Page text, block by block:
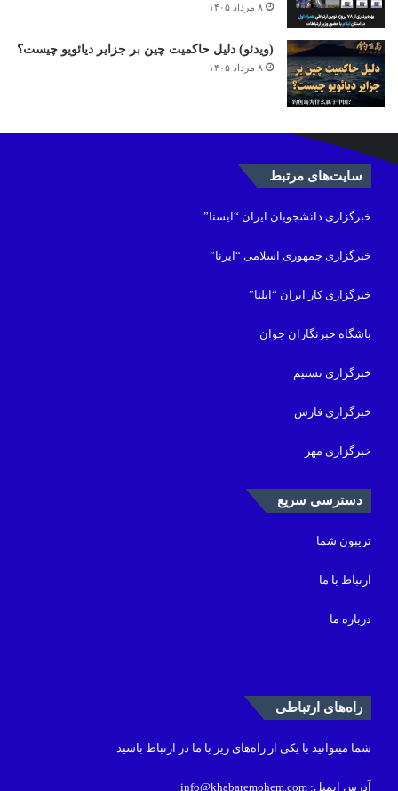
۸ مرداد ۱۴۰۵
(ویدئو) دلیل حاکمیت چین بر جزایر دیائویو چیست؟
۸ مرداد ۱۴۰۵
سایت‌های مرتبط
خبرگزاری دانشجویان ایران “ایسنا”
خبرگزاری جمهوری اسلامی “ایرنا”
خبرگزاری کار ایران “ایلنا”
باشگاه خبرنگاران جوان
خبرگزاری تسنیم
خبرگزاری فارس
خبرگزاری مهر
دسترسی سریع
تریبون شما
ارتباط با ما
درباره ما
راه‌های ارتباطی
شما میتوانید با یکی از راه‌های زیر با ما در ارتباط باشید
آدرس ایمیل: info@khabaremohem.com